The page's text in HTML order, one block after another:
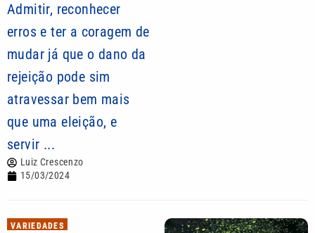
Admitir, reconhecer
erros e ter a coragem de
mudar já que o dano da
rejeição pode sim
atravessar bem mais
que uma eleição, e
servir ...
Luiz Crescenzo
15/03/2024
VARIEDADES